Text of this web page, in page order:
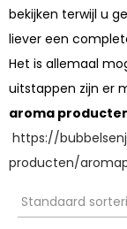
bekijken terwijl u
liever een
Het is allemaal
uitstappen zijn er
aroma
https://
producten/